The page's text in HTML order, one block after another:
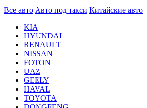
Все авто Авто под такси Китайские авто
KIA
HYUNDAI
RENAULT
NISSAN
FOTON
UAZ
GEELY
HAVAL
TOYOTA